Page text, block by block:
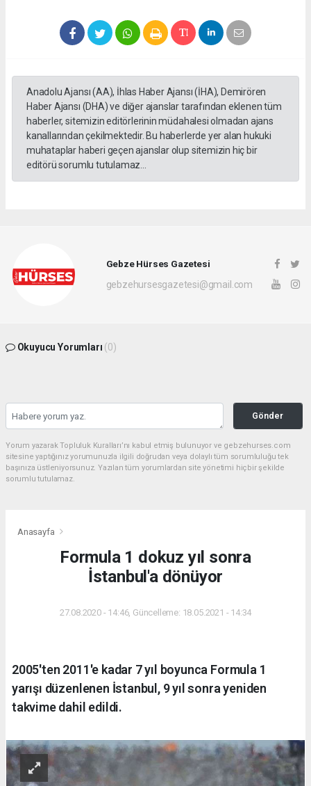
Anadolu Ajansı (AA), İhlas Haber Ajansı (İHA), Demirören
Haber Ajansı (DHA) ve diğer ajanslar tarafından eklenen tüm
haberler, sitemizin editörlerinin müdahalesi olmadan ajans
kanallarından çekilmektedir. Bu haberlerde yer alan hukuki
muhataplar haberi geçen ajanslar olup sitemizin hiç bir
editörü sorumlu tutulamaz...
Gebze Hürses Gazetesi
gebzehursesgazetesi@gmail.com
Okuyucu Yorumları (0)
Gönder
Yorum yazarak Topluluk Kuralları’nı kabul etmiş bulunuyor ve gebzehurses.com
sitesine yaptığınız yorumunuzla ilgili doğrudan veya dolaylı tüm sorumluluğu tek
başınıza üstleniyorsunuz. Yazılan tüm yorumlardan site yönetimi hiçbir şekilde
sorumlu tutulamaz.
Anasayfa
Formula 1 dokuz yıl sonra
İstanbul'a dönüyor
27.08.2020 - 14:46, Güncelleme: 18.05.2021 - 14:34
2005'ten 2011'e kadar 7 yıl boyunca Formula 1
yarışı düzenlenen İstanbul, 9 yıl sonra yeniden
takvime dahil edildi.